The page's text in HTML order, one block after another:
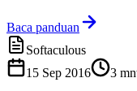
Baca panduan
Softaculous
15 Sep 2016
3